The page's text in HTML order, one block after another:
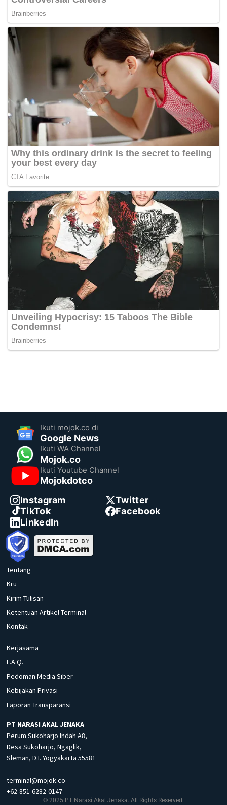
Ikuti mojok.co di
Google News
Ikuti WA Channel
Mojok.co
Ikuti Youtube Channel
Mojokdotco
Instagram
Twitter
TikTok
Facebook
LinkedIn
Tentang
Kru
Kirim Tulisan
Ketentuan Artikel Terminal
Kontak
Kerjasama
F.A.Q.
Pedoman Media Siber
Kebijakan Privasi
Laporan Transparansi
PT NARASI AKAL JENAKA
Perum Sukoharjo Indah A8,
Desa Sukoharjo, Ngaglik,
Sleman, D.I. Yogyakarta 55581
terminal@mojok.co
+62-851-6282-0147
© 2025 PT Narasi Akal Jenaka. All Rights Reserved.